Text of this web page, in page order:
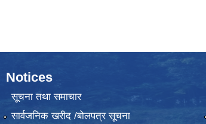
Notices
सूचना तथा समाचार
सार्वजनिक खरीद /बोलपत्र सूचना